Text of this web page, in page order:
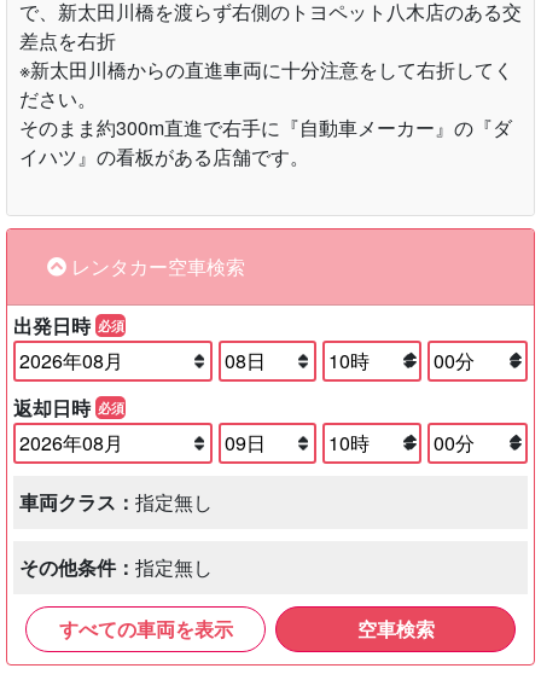
で、新太田川橋を渡らず右側のトヨペット八木店のある交
差点を右折
※新太田川橋からの直進車両に十分注意をして右折してく
ださい。
そのまま約300m直進で右手に『自動車メーカー』の『ダ
イハツ』の看板がある店舗です。
レンタカー空車検索
出発日時 必須
返却日時 必須
車両クラス： 指定無し
その他条件： 指定無し
すべての車両を表示 空車検索